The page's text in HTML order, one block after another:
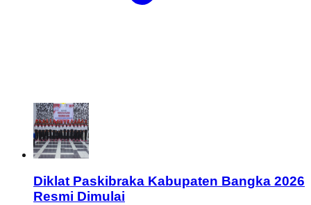
Diklat Paskibraka Kabupaten Bangka 2026
Resmi Dimulai